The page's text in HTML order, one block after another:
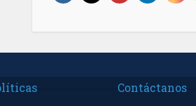
Contáctanos